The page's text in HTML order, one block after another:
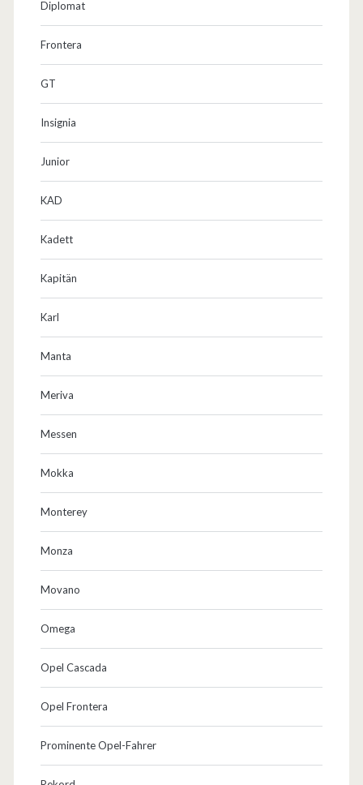
Diplomat
Frontera
GT
Insignia
Junior
KAD
Kadett
Kapitän
Karl
Manta
Meriva
Messen
Mokka
Monterey
Monza
Movano
Omega
Opel Cascada
Opel Frontera
Prominente Opel-Fahrer